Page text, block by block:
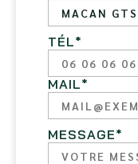
TÉL*
MAIL*
MESSAGE*